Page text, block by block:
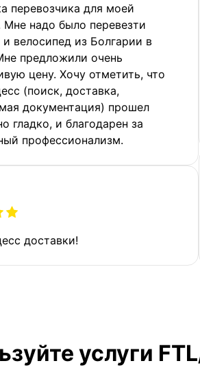
перевозчика для моей
Мне надо было перевезти
велосипед из Болгарии в
предложили очень
цену. Хочу отметить, что
(поиск, доставка,
документация) прошел
гладко, и благодарен за
профессионализм.
доставки!
услуги